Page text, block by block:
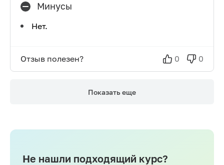
Минусы
Нет.
Отзыв полезен? 0 0
Показать еще
Не нашли подходящий курс?